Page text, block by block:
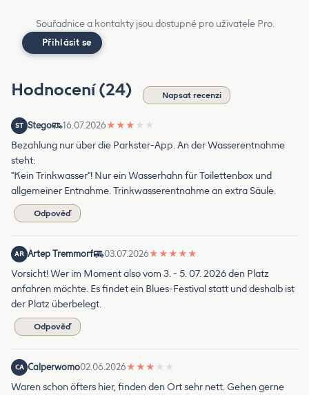
Souřadnice a kontakty jsou dostupné pro uživatele Pro.
Přihlásit se
Hodnocení (24) Napsat recenzi
ST Stego 16.07.2026★ ★ ★ ★ ★
Bezahlung nur über die Parkster-App. An der Wasserentnahme
steht:
"Kein Trinkwasser"! Nur ein Wasserhahn für Toilettenbox und
allgemeiner Entnahme. Trinkwasserentnahme an extra Säule.
Odpověď
AR Artep Tremmorf 03.07.2026★ ★ ★ ★ ★
Vorsicht! Wer im Moment also vom 3. - 5. 07. 2026 den Platz
anfahren möchte. Es findet ein Blues-Festival statt und deshalb ist
der Platz überbelegt.
Odpověď
CA Calperwomo02.06.2026★ ★ ★ ★ ★
Waren schon öfters hier, finden den Ort sehr nett. Gehen gerne